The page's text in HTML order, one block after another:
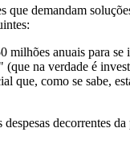
demandam
anuais para
na verdade é
que, como se sabe,
decorrentes